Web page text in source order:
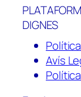
DIGNES
Avís